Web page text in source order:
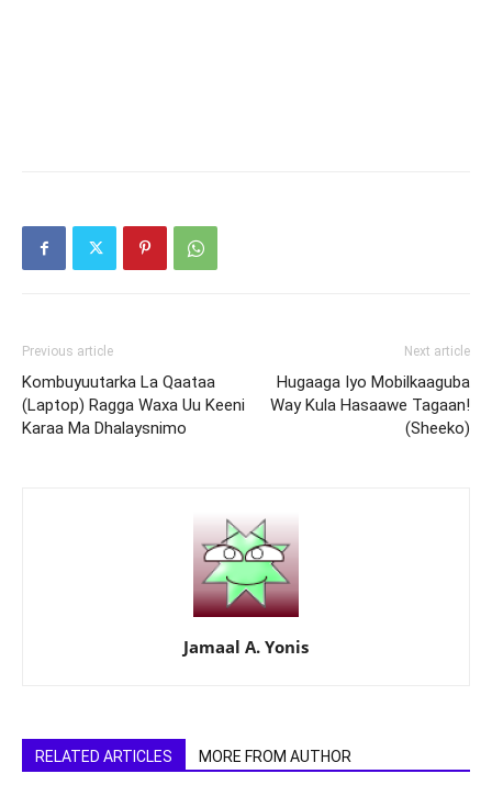
Previous article
Kombuyuutarka La Qaataa
(Laptop) Ragga Waxa Uu Keeni
Karaa Ma Dhalaysnimo
Next article
Hugaaga Iyo Mobilkaaguba
Way Kula Hasaawe Tagaan!
(Sheeko)
Jamaal A. Yonis
RELATED ARTICLES MORE FROM AUTHOR